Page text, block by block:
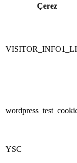
Çerez
YSC